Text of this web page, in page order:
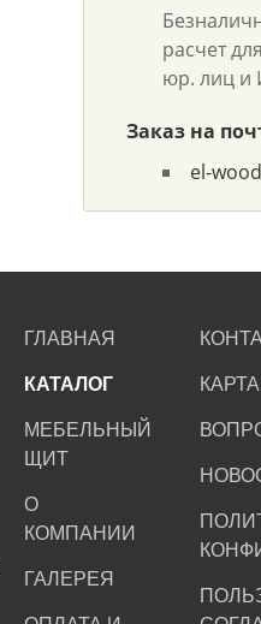
расчет
юр. лиц и
Заказ на
el-
ГЛАВНАЯ
КАТАЛОГ
МЕБЕЛЬНЫЙ
ЩИТ
О
КОМПАНИИ
ГАЛЕРЕЯ